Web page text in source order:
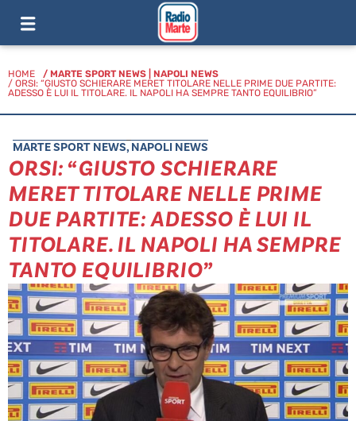
HOME / MARTE SPORT NEWS
NAPOLI NEWS
/ ORSI: “GIUSTO SCHIERARE MERET TITOLARE NELLE PRIME DUE PARTITE:
ADESSO È LUI IL TITOLARE. IL NAPOLI HA SEMPRE TANTO EQUILIBRIO”
MARTE SPORT NEWS, NAPOLI NEWS
ORSI: “GIUSTO SCHIERARE
MERET TITOLARE NELLE PRIME
DUE PARTITE: ADESSO È LUI IL
TITOLARE. IL NAPOLI HA SEMPRE
TANTO EQUILIBRIO”